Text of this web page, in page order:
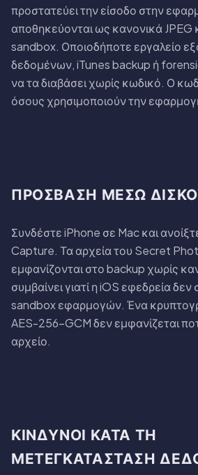
προστατεύει την είσοδο στην
αποθηκεύονται ως κανονικά JPEG
sandbox. Οποιοδήποτε εργαλείο
δεδομένων, iTunes backup ή
να τα διαβάσει χωρίς κωδικό. Ο
όσους χρησιμοποιούν την
ΠΡΌΣΒΑΣΗ ΜΈΣΩ
Συνδέστε iPhone σε Mac και
Capture. Τα αρχεία του Secret
εμφανίζονται στο backup χωρίς
συμβαίνει γιατί η iOS εφεδρεία δεν
sandbox εφαρμογών. Ένα
AES-256-GCM δεν εμφανίζεται
αρχείο.
ΚΊΝΔΥΝΟΙ ΚΑΤΆ ΤΗ
ΜΕΤΕΓΚΑΤΆΣΤΑΣΗ